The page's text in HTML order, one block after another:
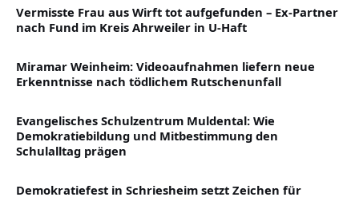
Vermisste Frau aus Wirft tot aufgefunden – Ex-Partner
nach Fund im Kreis Ahrweiler in U-Haft
Miramar Weinheim: Videoaufnahmen liefern neue
Erkenntnisse nach tödlichem Rutschenunfall
Evangelisches Schulzentrum Muldental: Wie
Demokratiebildung und Mitbestimmung den
Schulalltag prägen
Demokratiefest in Schriesheim setzt Zeichen für